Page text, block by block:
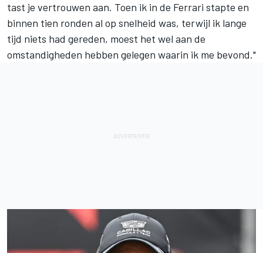
tast je vertrouwen aan. Toen ik in de Ferrari stapte en
binnen tien ronden al op snelheid was, terwijl ik lange
tijd niets had gereden, moest het wel aan de
omstandigheden hebben gelegen waarin ik me bevond."